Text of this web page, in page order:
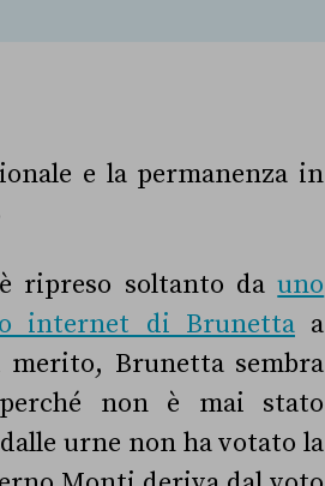
e la permanenza in
ripreso soltanto dauno
internet di Brunettaa
Brunetta sembra
non è mai stato
urne non ha votato la